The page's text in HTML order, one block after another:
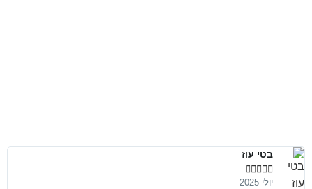
בטי עוז

יולי 2025